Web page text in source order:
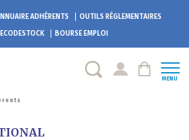
ADHÉRENTS
OUTILS RÉGLEMENTAIRES
BOURSE EMPLOI
MENU